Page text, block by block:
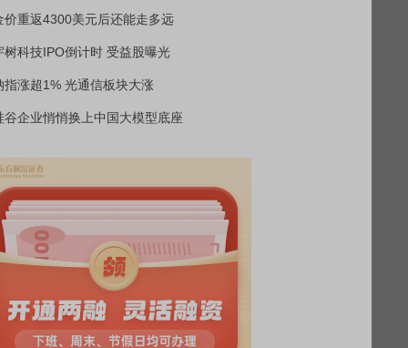
价重返4300美元后还能走多远
树科技IPO倒计时 受益股曝光
指涨超1% 光通信板块大涨
谷企业悄悄换上中国大模型底座